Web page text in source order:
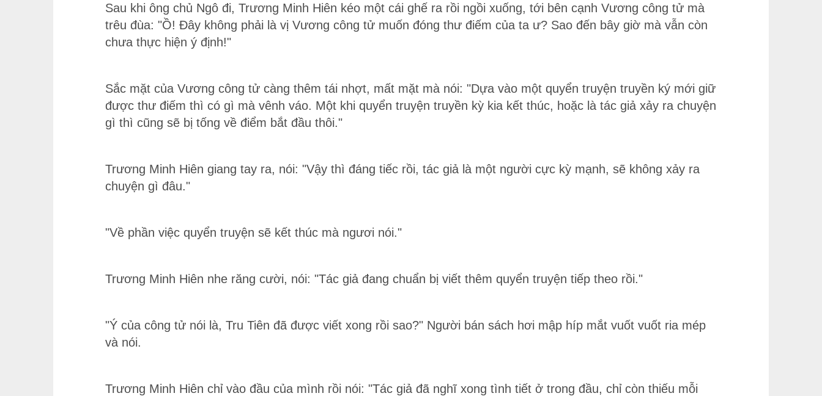
Sau khi ông chủ Ngô đi, Trương Minh Hiên kéo một cái ghế ra rồi ngồi xuống, tới bên cạnh Vương công tử mà
trêu đùa: "Ồ! Đây không phải là vị Vương công tử muốn đóng thư điếm của ta ư? Sao đến bây giờ mà vẫn còn
chưa thực hiện ý định!"
Sắc mặt của Vương công tử càng thêm tái nhợt, mất mặt mà nói: "Dựa vào một quyển truyện truyền ký mới giữ
được thư điếm thì có gì mà vênh váo. Một khi quyển truyện truyền kỳ kia kết thúc, hoặc là tác giả xảy ra chuyện
gì thì cũng sẽ bị tống về điểm bắt đầu thôi."
Trương Minh Hiên giang tay ra, nói: "Vậy thì đáng tiếc rồi, tác giả là một người cực kỳ mạnh, sẽ không xảy ra
chuyện gì đâu."
"Về phần việc quyển truyện sẽ kết thúc mà ngươi nói."
Trương Minh Hiên nhe răng cười, nói: "Tác giả đang chuẩn bị viết thêm quyển truyện tiếp theo rồi."
"Ý của công tử nói là, Tru Tiên đã được viết xong rồi sao?" Người bán sách hơi mập híp mắt vuốt vuốt ria mép
và nói.
Trương Minh Hiên chỉ vào đầu của mình rồi nói: "Tác giả đã nghĩ xong tình tiết ở trong đầu, chỉ còn thiếu mỗi